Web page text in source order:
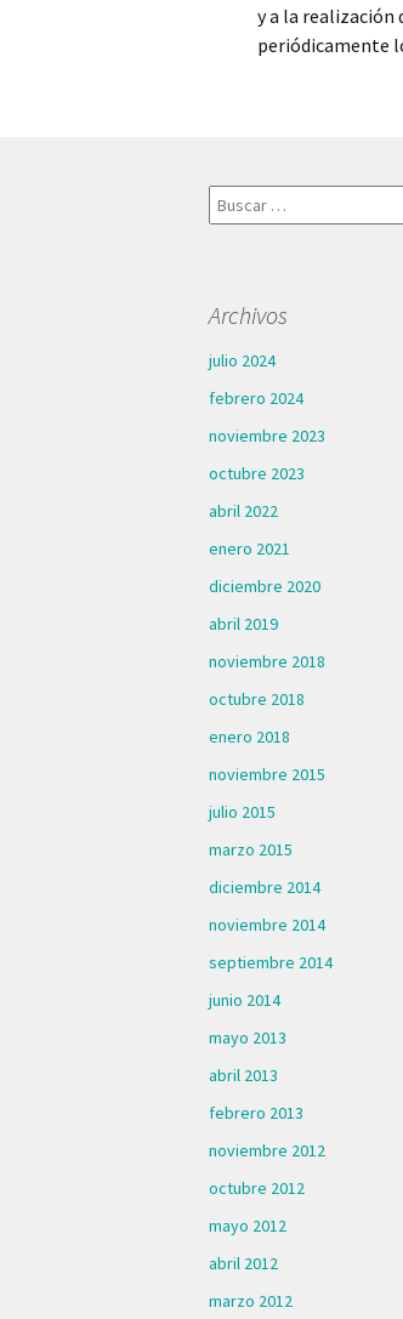
y a la realización
periódicamente
Buscar:
Archivos
julio 2024
febrero 2024
noviembre 2023
octubre 2023
abril 2022
enero 2021
diciembre 2020
abril 2019
noviembre 2018
octubre 2018
enero 2018
noviembre 2015
julio 2015
marzo 2015
diciembre 2014
noviembre 2014
septiembre 2014
junio 2014
mayo 2013
abril 2013
febrero 2013
noviembre 2012
octubre 2012
mayo 2012
abril 2012
marzo 2012